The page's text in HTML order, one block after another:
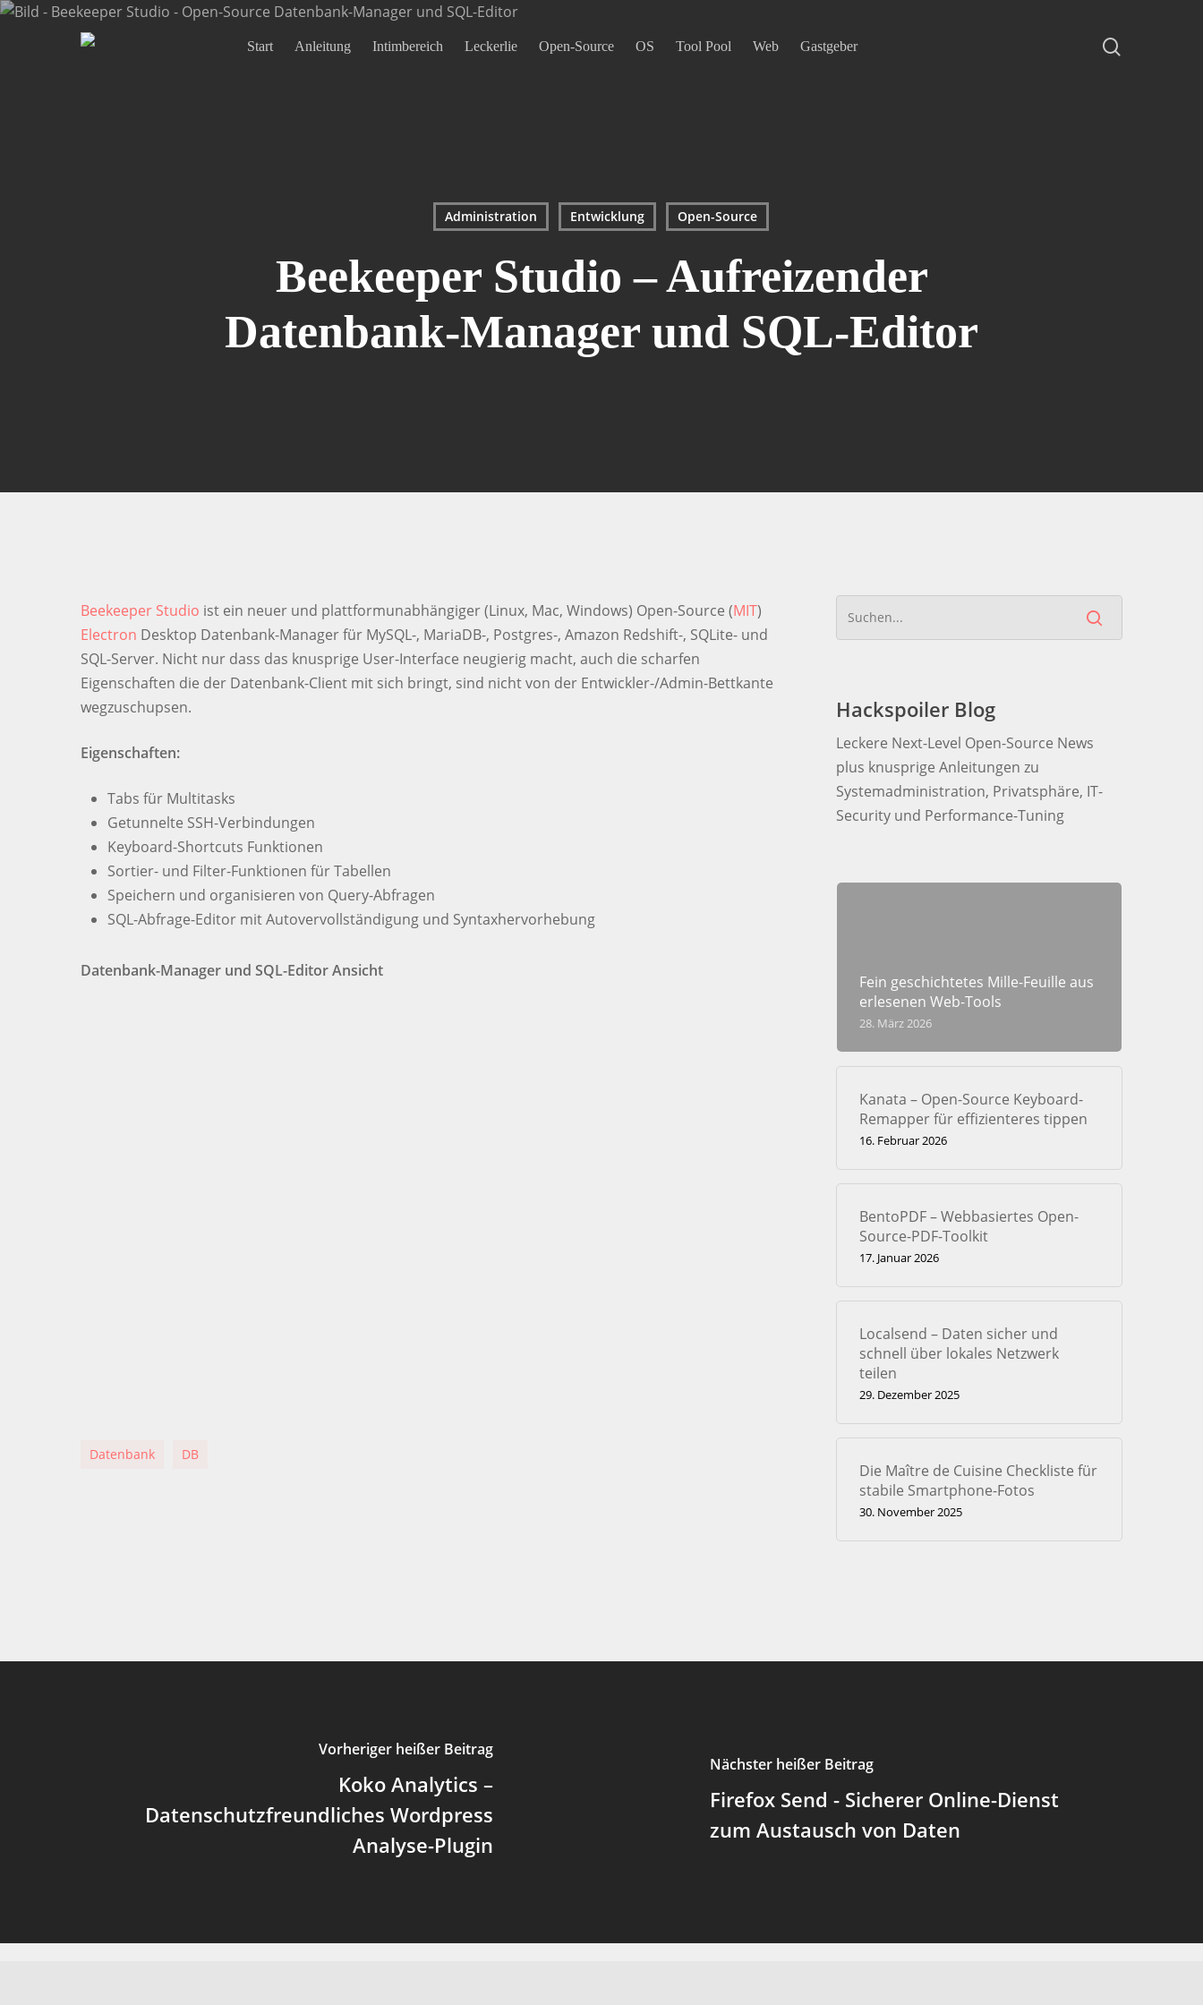
Skip
Start Anleitung Intimbereich Leckerlie Open-Source OS Tool Pool Web Gastgeber
Administration Entwicklung Open-Source
Beekeeper Studio – Aufreizender
Datenbank-Manager und SQL-Editor
Beekeeper Studio ist ein neuer und plattformunabhängiger (Linux, Mac, Windows) Open-Source (MIT)
Electron Desktop Datenbank-Manager für MySQL-, MariaDB-, Postgres-, Amazon Redshift-, SQLite- und
SQL-Server. Nicht nur dass das knusprige User-Interface neugierig macht, auch die scharfen
Eigenschaften die der Datenbank-Client mit sich bringt, sind nicht von der Entwickler-/Admin-Bettkante
wegzuschupsen.
Eigenschaften:
Tabs für Multitasks
Getunnelte SSH-Verbindungen
Keyboard-Shortcuts Funktionen
Sortier- und Filter-Funktionen für Tabellen
Speichern und organisieren von Query-Abfragen
SQL-Abfrage-Editor mit Autovervollständigung und Syntaxhervorhebung
Datenbank-Manager und SQL-Editor Ansicht
Datenbank DB
Hackspoiler Blog
Leckere Next-Level Open-Source News
plus knusprige Anleitungen zu
Systemadministration, Privatsphäre, IT-
Security und Performance-Tuning
Fein geschichtetes Mille-Feuille aus
erlesenen Web-Tools
28. März 2026
Kanata – Open-Source Keyboard-
Remapper für effizienteres tippen
16. Februar 2026
BentoPDF – Webbasiertes Open-
Source-PDF-Toolkit
17. Januar 2026
Localsend – Daten sicher und
schnell über lokales Netzwerk
teilen
29. Dezember 2025
Die Maître de Cuisine Checkliste für
stabile Smartphone-Fotos
30. November 2025
Vorheriger heißer Beitrag
Koko Analytics –
Datenschutzfreundliches Wordpress
Analyse-Plugin
Nächster heißer Beitrag
Firefox Send - Sicherer Online-Dienst
zum Austausch von Daten